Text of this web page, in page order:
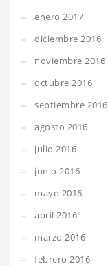
enero 2017
diciembre 2016
noviembre 2016
octubre 2016
septiembre 2016
agosto 2016
julio 2016
junio 2016
mayo 2016
abril 2016
marzo 2016
febrero 2016